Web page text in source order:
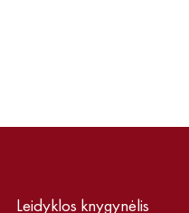
Leidyklos knygynėlis